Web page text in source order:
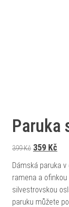
Paruka
399Kč Původní
359 Kč
Dámská paruka
ramena a
silvestrovskou
paruku můžete